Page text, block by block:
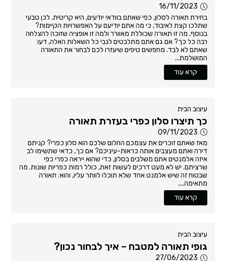
16/11/2023
בחירת תאורה לסלון, כפי שאתם בוודאי יודעים, היא קריטית. לכן טבעי
שתלכו קצת לאיבוד, כי מה אתם יודיעם על האפשרויות הקיימות?
בנוסף, מה זו תאורה שכוללת מאוורר ולמה זו אופציה שזוכה להצלחה
רבה כל כך? אם גם אתם מתלבטים לגבי כל השאלות האלה, דעו
שאתם לא לבד. מחפשים טיפים שיעזרו לכם לבחור את התאורה
המושלמת...
קרא עוד
עיצוב הבית
כך תיצרו סלון כפרי בעזרת תאורה
09/11/2023
מאז שאתם זוכרים את עצמכם החלום שלכם הוא סלון כפרי? קניתם
דירה ואתם מעצבים אותה כראות-עיניכם? אם כך, כדאי שתשימו לב
איזה אלמנטים אתם משלבים בסלון, כדי שהוא ייראה כפרי כפי
שרציתם. יש לא מעט דרכים לעשות זאת, כולל רמות כפריות שונות. מה
שבטוח זה שיש אלמנט אחד שלא תוכלו לוותר עליו, והוא: תאורה
מתאימה....
קרא עוד
עיצוב הבית
גופי תאורה למטבח – איך לבחור נכון?
27/06/2023